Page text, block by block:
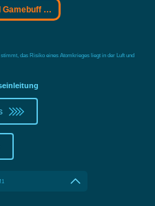
Trainer
das Risiko eines Atomkrieges liegt in der Luft und